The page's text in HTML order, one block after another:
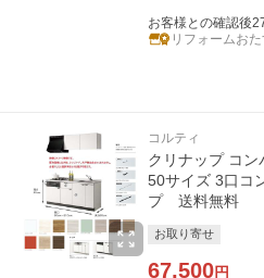
お客様との確認後
リフォームお
コルティ
クリナップ コ
50サイズ 3口
プ 送料無料
お取り寄せ
67,500円